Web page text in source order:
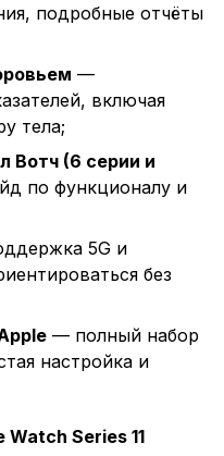
подробные отчёты
—
включая
тела;
Вотч (6 серии и
по функционалу и
5G и
без
— полный набор
настройка и
Series 11